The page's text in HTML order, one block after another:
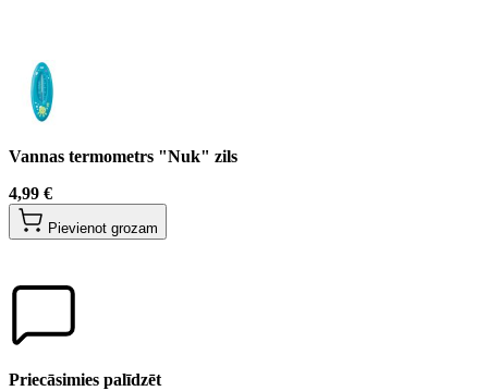
Vannas termometrs "Nuk" zils
4,99 €
Pievienot grozam
Priecāsimies palīdzēt